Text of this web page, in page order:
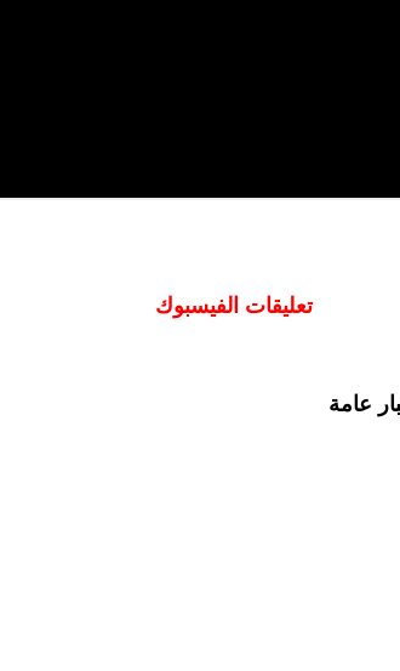
تعليقات الفيسبوك
عامة